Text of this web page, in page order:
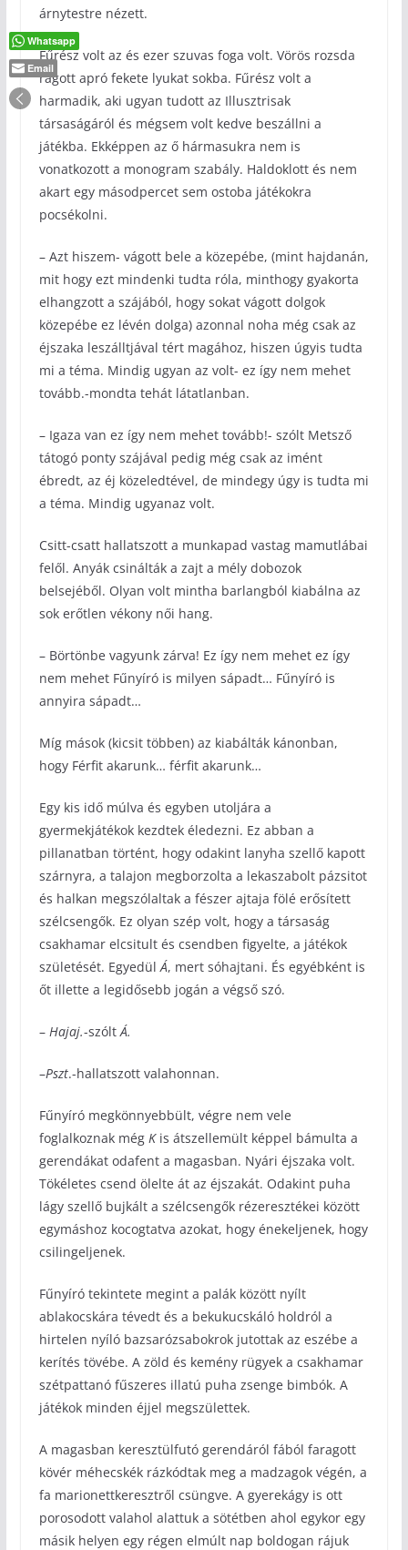
árnytestre nézett.
Fűrész volt az és ezer szuvas foga volt. Vörös rozsda
rágott apró fekete lyukat sokba. Fűrész volt a
harmadik, aki ugyan tudott az Illusztrisak
társaságáról és mégsem volt kedve beszállni a
játékba. Ekképpen az ő hármasukra nem is
vonatkozott a monogram szabály. Haldoklott és nem
akart egy másodpercet sem ostoba játékokra
pocsékolni.
– Azt hiszem- vágott bele a közepébe, (mint hajdanán,
mit hogy ezt mindenki tudta róla, minthogy gyakorta
elhangzott a szájából, hogy sokat vágott dolgok
közepébe ez lévén dolga) azonnal noha még csak az
éjszaka leszálltjával tért magához, hiszen úgyis tudta
mi a téma. Mindig ugyan az volt- ez így nem mehet
tovább.-mondta tehát látatlanban.
– Igaza van ez így nem mehet tovább!- szólt Metsző
tátogó ponty szájával pedig még csak az imént
ébredt, az éj közeledtével, de mindegy úgy is tudta mi
a téma. Mindig ugyanaz volt.
Csitt-csatt hallatszott a munkapad vastag mamutlábai
felől. Anyák csinálták a zajt a mély dobozok
belsejéből. Olyan volt mintha barlangból kiabálna az
sok erőtlen vékony női hang.
– Börtönbe vagyunk zárva! Ez így nem mehet ez így
nem mehet Fűnyíró is milyen sápadt… Fűnyíró is
annyira sápadt…
Míg mások (kicsit többen) az kiabálták kánonban,
hogy Férfit akarunk… férfit akarunk…
Egy kis idő múlva és egyben utoljára a
gyermekjátékok kezdtek éledezni. Ez abban a
pillanatban történt, hogy odakint lanyha szellő kapott
szárnyra, a talajon megborzolta a lekaszabolt pázsitot
és halkan megszólaltak a fészer ajtaja fölé erősített
szélcsengők. Ez olyan szép volt, hogy a társaság
csakhamar elcsitult és csendben figyelte, a játékok
születését. Egyedül Á, mert sóhajtani. És egyébként is
őt illette a legidősebb jogán a végső szó.
– Hajaj.-szólt Á.
–Pszt.-hallatszott valahonnan.
Fűnyíró megkönnyebbült, végre nem vele
foglalkoznak még Kis átszellemült képpel bámulta a
gerendákat odafent a magasban. Nyári éjszaka volt.
Tökéletes csend ölelte át az éjszakát. Odakint puha
lágy szellő bujkált a szélcsengők rézeresztékei között
egymáshoz kocogtatva azokat, hogy énekeljenek, hogy
csilingeljenek.
Fűnyíró tekintete megint a palák között nyílt
ablakocskára tévedt és a bekukucskáló holdról a
hirtelen nyíló bazsarózsabokrok jutottak az eszébe a
kerítés tövébe. A zöld és kemény rügyek a csakhamar
szétpattanó fűszeres illatú puha zsenge bimbók. A
játékok minden éjjel megszülettek.
A magasban keresztülfutó gerendáról fából faragott
kövér méhecskék rázkódtak meg a madzagok végén, a
fa marionettkeresztről csüngve. A gyerekágy is ott
porosodott valahol alattuk a sötétben ahol egykor egy
másik helyen egy régen elmúlt nap boldogan rájuk
Whatsapp
Email